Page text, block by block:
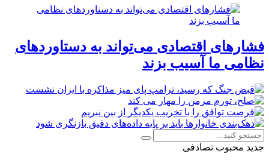
فشارهای اقتصادی می‌تواند به دستاوردهای
نظامی ما آسیب بزند
جدید محبوب تصادفی